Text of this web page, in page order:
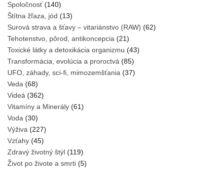
Spoločnosť(140)
Štítna žľaza, jód (13)
Surová strava a šťavy – vitariánstvo (RAW) (62)
Tehotenstvo, pôrod, antikoncepcia (21)
Toxické látky a detoxikácia organizmu (43)
Transformácia, evolúcia a proroctvá (85)
UFO, záhady, sci-fi, mimozemšťania (37)
Veda (68)
Videá (362)
Vitamíny a Minerály (61)
Voda (30)
Výživa (227)
Vzťahy (45)
Zdravý životný štýl (119)
Život po živote a smrti (5)